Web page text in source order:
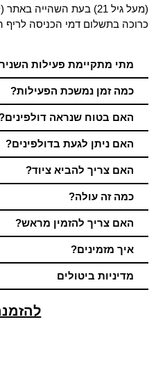
(מעל גיל 21) בעת השהייה
כרוכה בתשלום דמי הכניסה לריף
מתי מתקיימת פעילות
כמה זמן נמשכת הפעילות?
האם בטוח שנראה
האם ניתן לגעת בדולפינים?
האם צריך להביא ציוד?
כמה זה עולה?
האם צריך להזמין מראש?
איך מזמינים?
מדיניות ביטולים